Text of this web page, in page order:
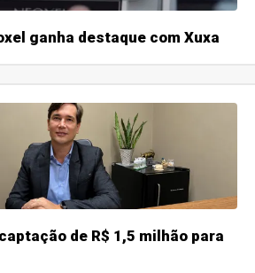
ganha destaque com Xuxa
de R$ 1,5 milhão para